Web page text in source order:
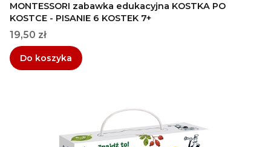
MONTESSORI zabawka edukacyjna KOSTKA PO
KOSTCE - PISANIE 6 KOSTEK 7+
Cena
19,50 zł
Do koszyka